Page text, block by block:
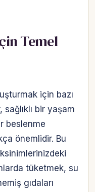
Temel
için bazı
bir yaşam
beslenme
önemlidir. Bu
tüketmek, su
gıdaları